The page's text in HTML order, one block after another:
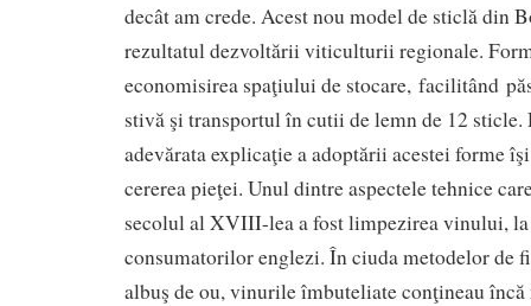
decât am crede. Acest nou model de sticlă din
rezultatul dezvoltării viticulturii regionale.
economisirea spaţiului de stocare, facilitând
stivă şi transportul în cutii de lemn de 12 sticle.
adevărata explicaţie a adoptării acestei forme
cererea pieţei. Unul dintre aspectele tehnice
secolul al XVIII-lea a fost limpezirea vinului, la
consumatorilor englezi. În ciuda metodelor de
albuş de ou, vinurile îmbuteliate conţineau